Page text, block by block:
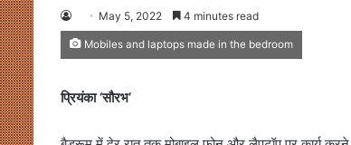
May 5, 2022 4 minutes read
Mobiles and laptops made in the bedroom
प्रियंका ‘सौरभ’